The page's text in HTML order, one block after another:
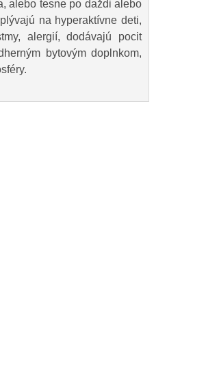
alebo tesne po daždi alebo
na hyperaktívne deti,
alergií, dodávajú pocit
bytovým doplnkom,